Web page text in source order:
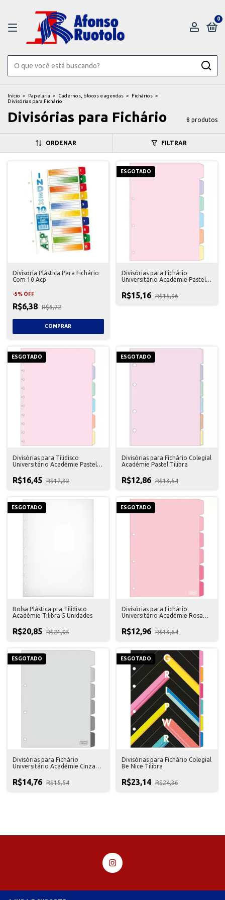
0
Início > Papelaria > Cadernos, blocos e agendas > Fichários >
Divisórias para Fichário
Divisórias para Fichário 8 produtos
ORDENAR FILTRAR
Divisoria Plástica Para Fichário
Com 10 Acp
-5% OFF
R$6,38 R$6,72
ESGOTADO
Divisórias para Fichário
Universitário Académie Pastel
R$15,16 R$15,96
ESGOTADO
Divisórias para Tilidisco
Universitário Académie Pastel
R$16,45 R$17,32
ESGOTADO
Divisórias para Fichário Colegial
Académie Pastel Tilibra
R$12,86 R$13,54
ESGOTADO
Bolsa Plástica pra Tilidisco
Académie Tilibra 5 Unidades
R$20,85 R$21,95
ESGOTADO
Divisórias para Fichário
Universitário Académie Rosa
R$12,96 R$13,64
ESGOTADO
Divisórias para Fichário
Universitário Académie Cinza
R$14,76 R$15,54
ESGOTADO
Divisórias para Fichário Colegial
Be Nice Tilibra
R$23,14 R$24,36